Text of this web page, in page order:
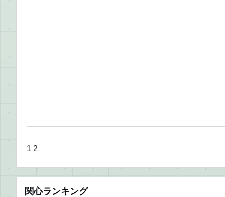
1 2
関心ランキング